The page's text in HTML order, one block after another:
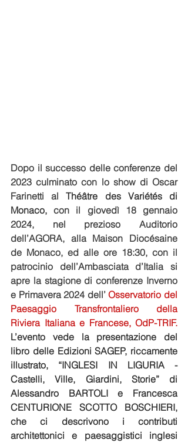
Dopo il successo delle conferenze del
2023 culminato con lo show di Oscar
Farinetti al Théâtre des Variétés di
Monaco, con il giovedì 18 gennaio
2024, nel prezioso Auditorio
dell’AGORA, alla Maison Diocésaine
de Monaco, ed alle ore 18:30, con il
patrocinio dell’Ambasciata d’Italia si
apre la stagione di conferenze Inverno
e Primavera 2024 dell’ Osservatorio del
Paesaggio Transfrontaliero della
Riviera Italiana e Francese, OdP-TRIF.
L’evento vede la presentazione del
libro delle Edizioni SAGEP, riccamente
illustrato, “INGLESI IN LIGURIA -
Castelli, Ville, Giardini, Storie” di
Alessandro BARTOLI e Francesca
CENTURIONE SCOTTO BOSCHIERI,
che ci descrivono i contributi
architettonici e paesaggistici inglesi